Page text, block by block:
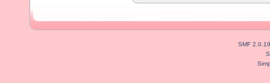
SMF 2.0.19